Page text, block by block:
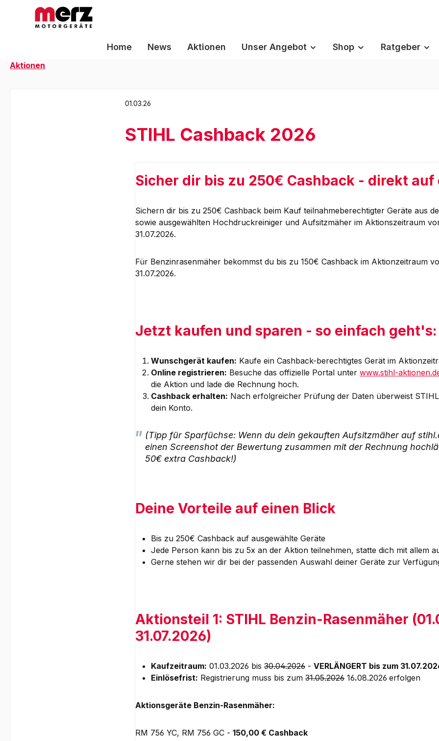
Hauptinhalt springen
Zur Suche springen
Zur Hauptnavigation springen
Home News Aktionen Unser Angebot Shop Ratgeber
Aktionen
01.03.26
STIHL Cashback 2026
Sicher dir bis zu 250€ Cashback - direkt auf
Sichern dir bis zu 250€ Cashback beim Kauf teilnahmeberechtigter Geräte aus
sowie ausgewählten Hochdruckreiniger und Aufsitzmäher im Aktionszeitraum
31.07.2026.
Für Benzinrasenmäher bekommst du bis zu 150€ Cashback im Aktionzeitraum
31.07.2026.
Jetzt kaufen und sparen - so einfach geht's:
Wunschgerät kaufen: Kaufe ein Cashback-berechtigtes Gerät im
Online registrieren: Besuche das offizielle Portal unterwww.stihl-
die Aktion und lade die Rechnung hoch.
Cashback erhalten: Nach erfolgreicher Prüfung der Daten überweist
dein Konto.
(Tipp für Sparfüchse: Wenn du dein gekauften Aufsitzmäher auf
einen Screenshot der Bewertung zusammen mit der Rechnung
50€ extra Cashback!)
Deine Vorteile auf einen Blick
Bis zu 250€ Cashback auf ausgewählte Geräte
Jede Person kann bis zu 5x an der Aktion teilnehmen, statte dich mit allem
Gerne stehen wir dir bei der passenden Auswahl deiner Geräte zur
Aktionsteil 1: STIHL Benzin-Rasenmäher
31.07.2026)
Kaufzeitraum: 01.03.2026 bis30.04.2026-VERLÄNGERT bis zum
Einlösefrist: Registrierung muss bis zum31.05.202616.08.2026 erfolgen
Aktionsgeräte Benzin-Rasenmäher:
RM 756 YC, RM 756 GC -150,00 € Cashback